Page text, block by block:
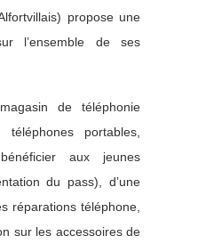
propose une
l’ensemble de ses
de téléphonie
portables,
aux jeunes
du pass), d’une
réparations téléphone,
sur les accessoires de